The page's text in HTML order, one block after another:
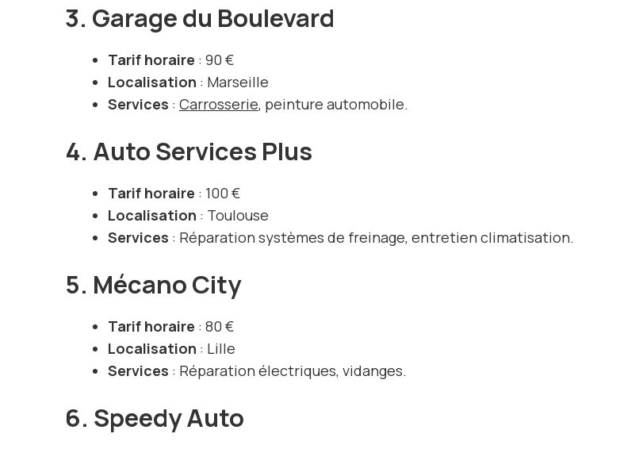
3. Garage du Boulevard
Tarif horaire : 90 €
Localisation : Marseille
Services : Carrosserie, peinture automobile.
4. Auto Services Plus
Tarif horaire : 100 €
Localisation : Toulouse
Services : Réparation systèmes de freinage, entretien climatisation.
5. Mécano City
Tarif horaire : 80 €
Localisation : Lille
Services : Réparation électriques, vidanges.
6. Speedy Auto